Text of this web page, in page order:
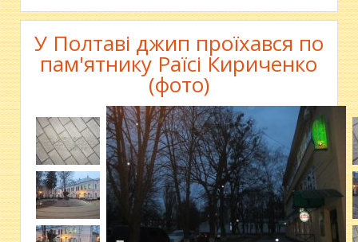
У Полтаві джип проїхався по
пам'ятнику Раїсі Кириченко
(фото)